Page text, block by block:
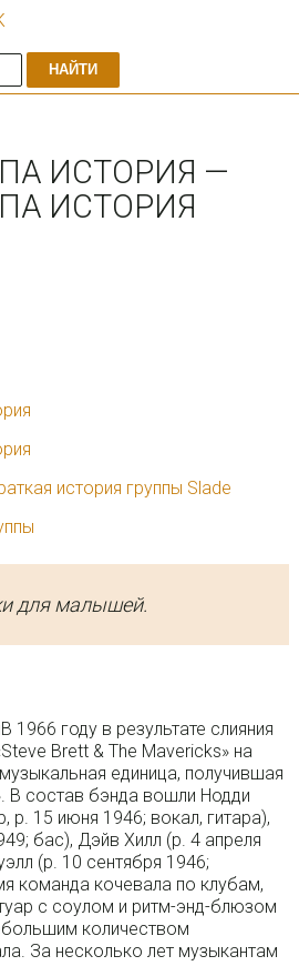
НАЙТИ
ИСТОРИЯ —
ИСТОРИЯ
история группы Slade
для малышей.
В 1966 году в результате слияния
Brett & The Mavericks» на
единица, получившая
В состав бэнда вошли Нодди
р. 15 июня 1946; вокал, гитара),
бас), Дэйв Хилл (р. 4 апреля
(р. 10 сентября 1946;
команда кочевала по клубам,
с соулом и ритм-энд-блюзом
количеством
За несколько лет музыкантам